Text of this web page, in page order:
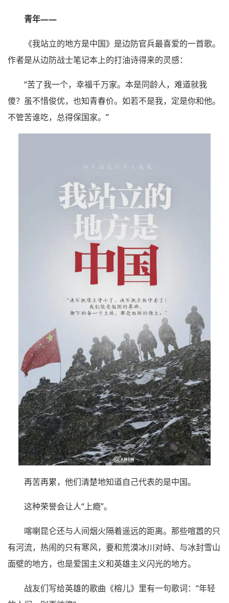
青年——
《我站立的地方是中国》是边防官兵最喜爱的一首歌。
作者是从边防战士笔记本上的打油诗得来的灵感：
“苦了我一个，幸福千万家。本是同龄人，难道就我
傻？虽不惜俊优，也知青春价。如若不是我，定是你和他。
不管苦谁吃，总得保国家。”
再苦再累，他们清楚地知道自己代表的是中国。
这种荣誉会让人“上瘾”。
喀喇昆仑还与人间烟火隔着遥远的距离。那些喧嚣的只
有河流，热闹的只有寒风，要和荒漠冰川对峙、与冰封雪山
面壁的地方，也是爱国主义和英雄主义闪光的地方。
战友们写给英雄的歌曲《榕儿》里有一句歌词：“年轻